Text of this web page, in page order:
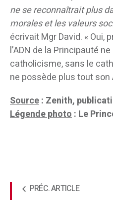
ne se reconnaîtrait plus
morales et les valeurs
écrivait Mgr David. « Oui,
l’ADN de la Principauté
catholicisme, sans le
ne possède plus tout son
Source: Zenith,
Légende photo: Le
PRÉC. ARTICLE